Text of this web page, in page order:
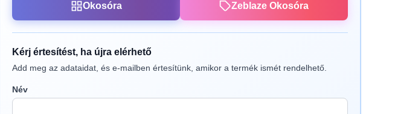
Okosóra Zeblaze Okosóra
Kérj értesítést, ha újra elérhető
Add meg az adataidat, és e-mailben értesítünk, amikor a termék ismét rendelhető.
Név